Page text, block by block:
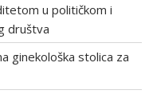
u političkom i
društva
ginekološka stolica za